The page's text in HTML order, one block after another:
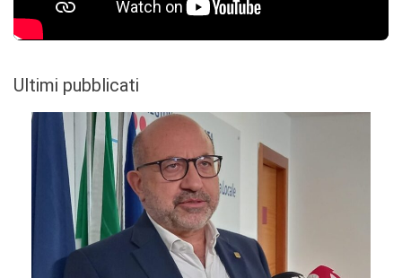
Ultimi pubblicati